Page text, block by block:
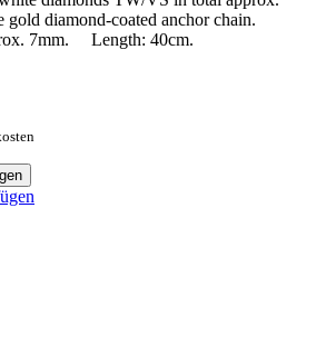
gold diamond-coated anchor chain.
7mm. Length: 40cm.